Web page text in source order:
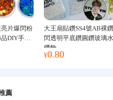
片爆閃粉
DIY手工
大王扇貼鑽SS4號AB裸
閃透明平底鑽圓鑽玻璃水
鑽飾
¥0.80
薦